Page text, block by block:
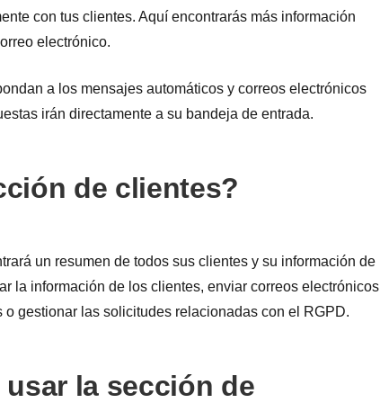
con tus clientes. Aquí encontrarás más información
electrónico.
a los mensajes automáticos y correos electrónicos
irán directamente a su bandeja de entrada.
de clientes?
un resumen de todos sus clientes y su información de
la información de los clientes, enviar correos electrónicos
o gestionar las solicitudes relacionadas con el RGPD.
la sección de